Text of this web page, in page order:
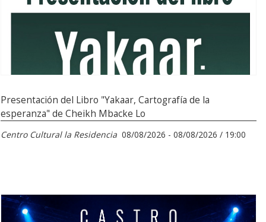
Presentación del Libro "Yakaar, Cartografía de la
esperanza" de Cheikh Mbacke Lo
Centro Cultural la Residencia 08/08/2026 - 08/08/2026 / 19:00